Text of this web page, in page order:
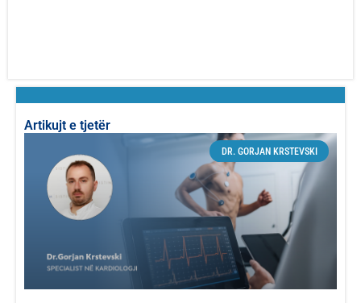
Artikujt e tjetër
DR. GORJAN KRSTEVSKI